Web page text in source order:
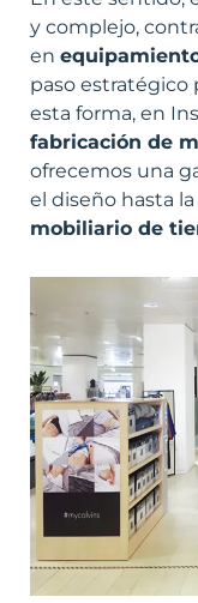
y complejo,
en
paso estratégico
esta forma, en
fabricación de
ofrecemos una
el diseño hasta
mobiliario de